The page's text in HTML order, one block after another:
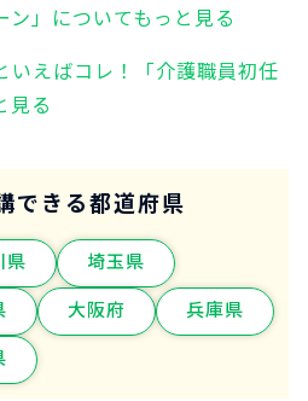
ン」についてもっと見る
いえばコレ！「介護職員初任
見る
できる都道府県
県
埼玉県
大阪府
兵庫県